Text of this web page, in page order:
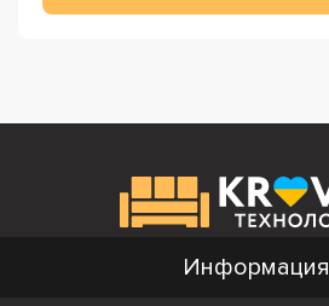
Информация